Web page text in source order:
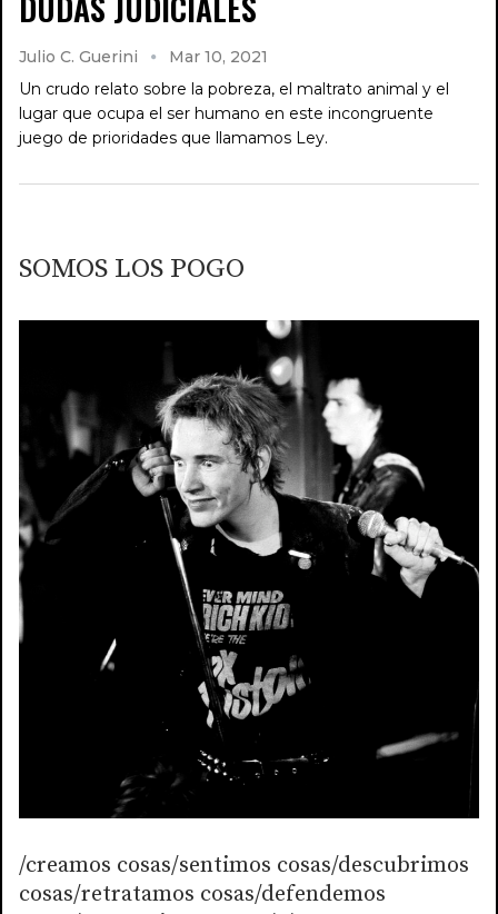
Julio C. Guerini
Mar 10, 2021
Un crudo relato sobre la pobreza, el maltrato animal y el
lugar que ocupa el ser humano en este incongruente
juego de prioridades que llamamos Ley.
SOMOS LOS POGO
/creamos cosas/sentimos cosas/descubrimos
cosas/retratamos cosas/defendemos